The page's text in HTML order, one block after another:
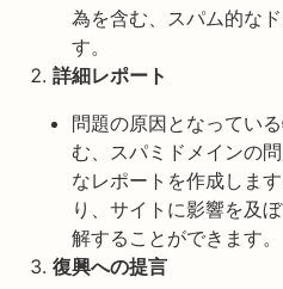
為を含む、スパム的な
す。
詳細レポート
問題の原因となってい
む、スパミドメインの
なレポートを作成しま
り、サイトに影響を及
解することができます。
復興への提言